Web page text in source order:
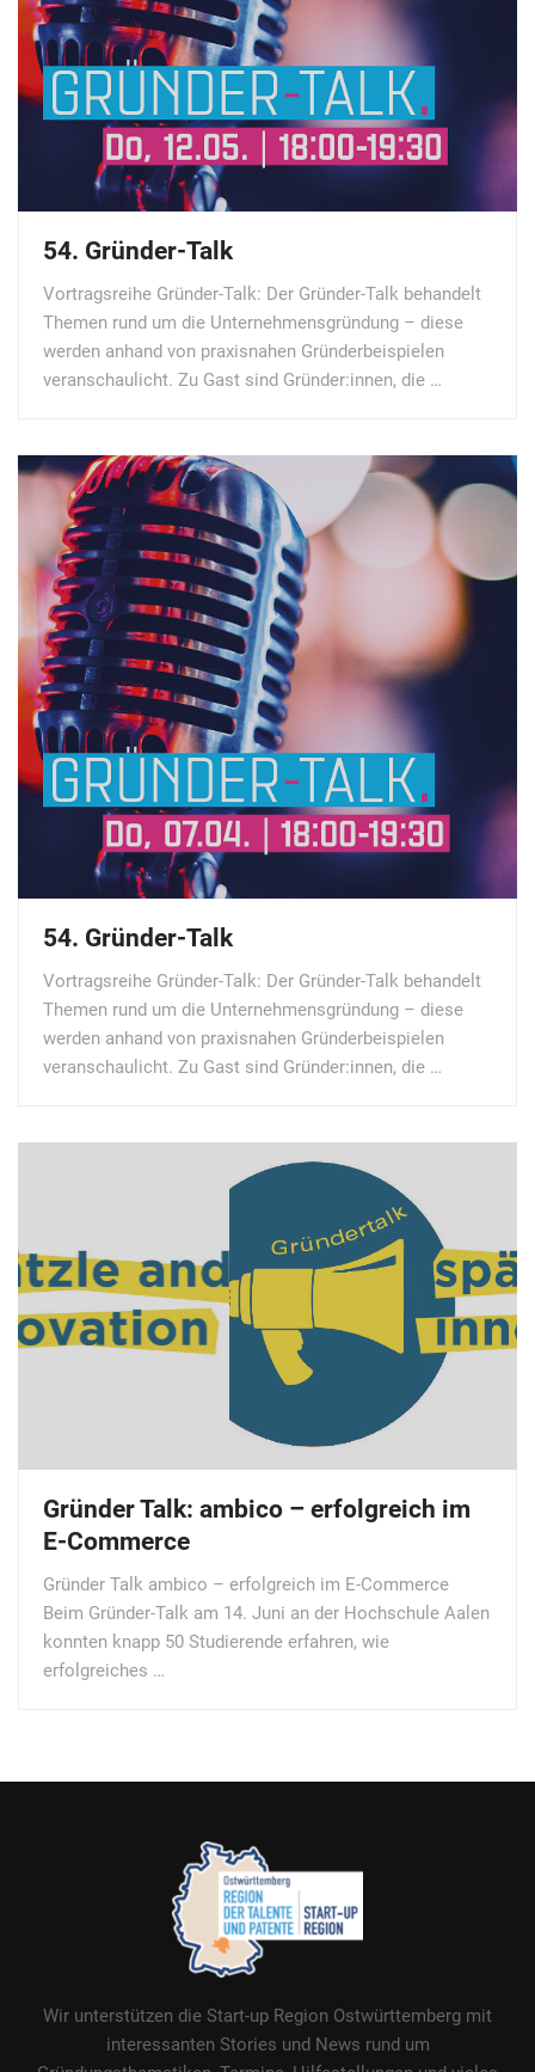
54. Gründer-Talk
Vortragsreihe Gründer-Talk: Der Gründer-Talk behandelt
Themen rund um die Unternehmensgründung – diese
werden anhand von praxisnahen Gründerbeispielen
veranschaulicht. Zu Gast sind Gründer:innen, die …
54. Gründer-Talk
Vortragsreihe Gründer-Talk: Der Gründer-Talk behandelt
Themen rund um die Unternehmensgründung – diese
werden anhand von praxisnahen Gründerbeispielen
veranschaulicht. Zu Gast sind Gründer:innen, die …
Gründer Talk: ambico – erfolgreich im
E-Commerce
Gründer Talk ambico – erfolgreich im E-Commerce
Beim Gründer-Talk am 14. Juni an der Hochschule Aalen
konnten knapp 50 Studierende erfahren, wie
erfolgreiches …
Wir unterstützen die Start-up Region Ostwürttemberg mit
interessanten Stories und News rund um